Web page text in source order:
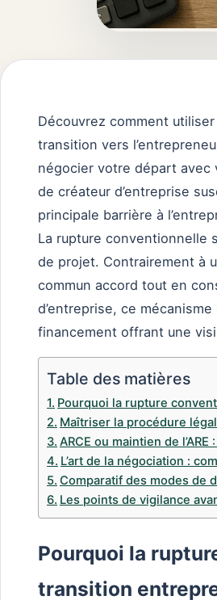
Découvrez comment
transition vers
négocier votre départ avec
de créateur d’entreprise
principale barrière à
La rupture conventionnelle
de projet. Contrairement à
commun accord tout en
d’entreprise, ce
financement offrant une
Table des matières
Pourquoi la rupture
Maîtriser la procédure
ARCE ou maintien de
L’art de la négociation :
Comparatif des modes de
Les points de vigilance
Pourquoi la
transition